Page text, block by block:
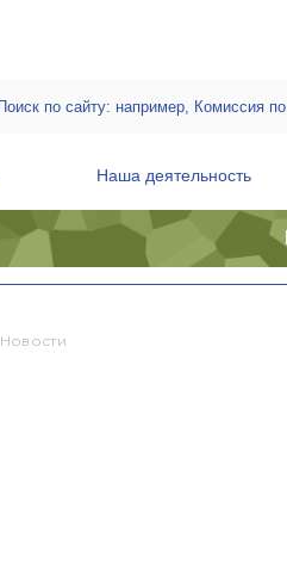
Наша деятельность
Новости